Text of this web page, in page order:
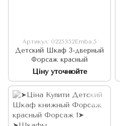
Артикул: 0225352Emba.5
Детский Шкаф 3-дверный
Форсаж красный
Ціну уточнюйте